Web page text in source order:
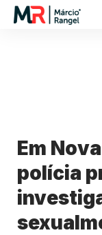
Em
polícia